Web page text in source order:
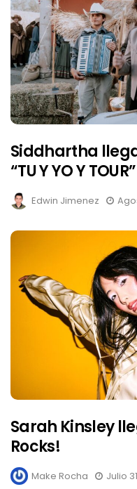
Siddhartha
“TU Y YO Y
Edwin Jimenez
Sarah Kinsley
Rocks!
Make Rocha Julio